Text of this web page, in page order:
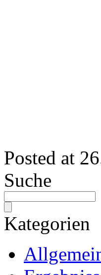
Posted at
Suche
Kategorien